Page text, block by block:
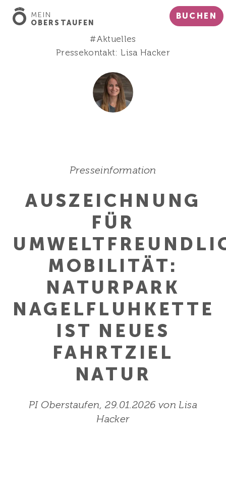
MEIN
OBERSTAUFEN
BUCHEN
#Aktuelles
Pressekontakt: Lisa Hacker
Presseinformation
AUSZEICHNUNG
FÜR
MOBILITÄT:
NATURPARK
NAGELFLUHKETTE
IST NEUES
FAHRTZIEL
NATUR
PI Oberstaufen, 29.01.2026 von Lisa
Hacker